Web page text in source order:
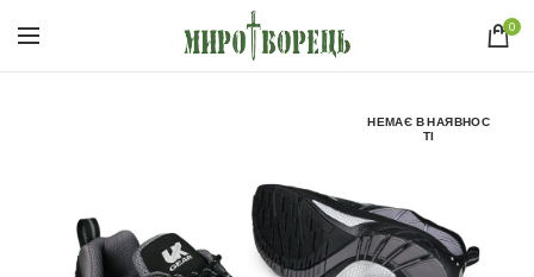
0
НЕМАЄ В НАЯВНОС
ТІ